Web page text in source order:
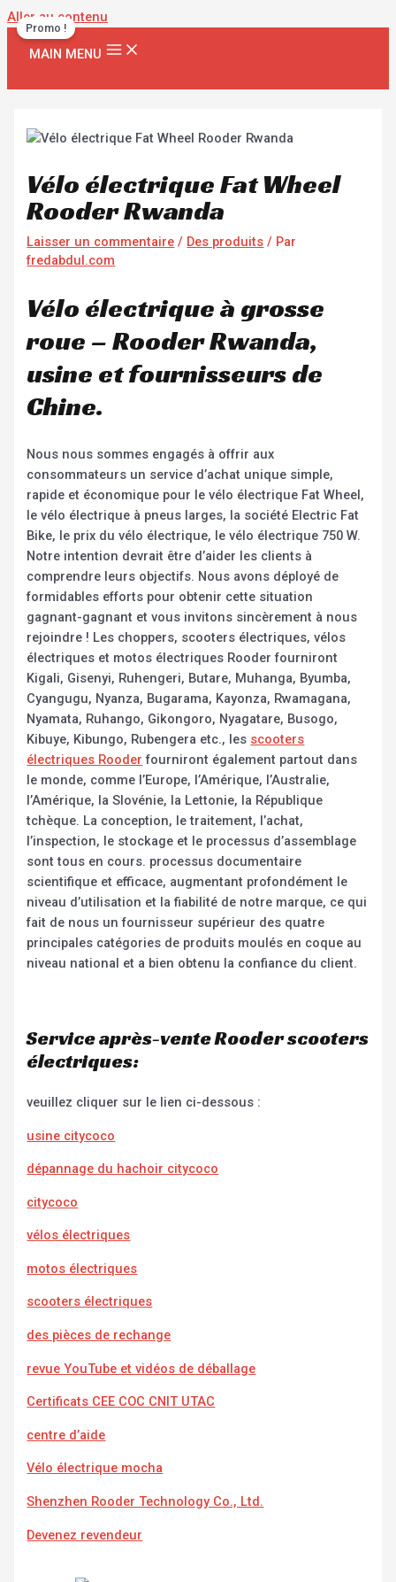
Aller au contenu
MAIN MENU
Vélo électrique Fat Wheel
Rooder Rwanda
Laisser un commentaire / Des produits / Par
fredabdul.com
Vélo électrique à grosse
roue – Rooder Rwanda,
usine et fournisseurs de
Chine.
Nous nous sommes engagés à offrir aux
consommateurs un service d’achat unique simple,
rapide et économique pour le vélo électrique Fat Wheel,
le vélo électrique à pneus larges, la société Electric Fat
Bike, le prix du vélo électrique, le vélo électrique 750 W.
Notre intention devrait être d’aider les clients à
comprendre leurs objectifs. Nous avons déployé de
formidables efforts pour obtenir cette situation
gagnant-gagnant et vous invitons sincèrement à nous
rejoindre ! Les choppers, scooters électriques, vélos
électriques et motos électriques Rooder fourniront
Kigali, Gisenyi, Ruhengeri, Butare, Muhanga, Byumba,
Cyangugu, Nyanza, Bugarama, Kayonza, Rwamagana,
Nyamata, Ruhango, Gikongoro, Nyagatare, Busogo,
Kibuye, Kibungo, Rubengera etc., les scooters
électriques Rooder fourniront également partout dans
le monde, comme l’Europe, l’Amérique, l’Australie,
l’Amérique, la Slovénie, la Lettonie, la République
tchèque. La conception, le traitement, l’achat,
l’inspection, le stockage et le processus d’assemblage
sont tous en cours. processus documentaire
scientifique et efficace, augmentant profondément le
niveau d’utilisation et la fiabilité de notre marque, ce qui
fait de nous un fournisseur supérieur des quatre
principales catégories de produits moulés en coque au
niveau national et a bien obtenu la confiance du client.
Service après-vente Rooder scooters
électriques:
veuillez cliquer sur le lien ci-dessous :
usine citycoco
dépannage du hachoir citycoco
citycoco
vélos électriques
motos électriques
scooters électriques
des pièces de rechange
revue YouTube et vidéos de déballage
Certificats CEE COC CNIT UTAC
centre d’aide
Vélo électrique mocha
Shenzhen Rooder Technology Co., Ltd.
Devenez revendeur
Promo !